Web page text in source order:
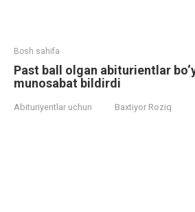
Bosh sahifa
Past ball olgan abiturientlar
munosabat bildirdi
Abituriyentlar uchun Baxtiyor Roziq